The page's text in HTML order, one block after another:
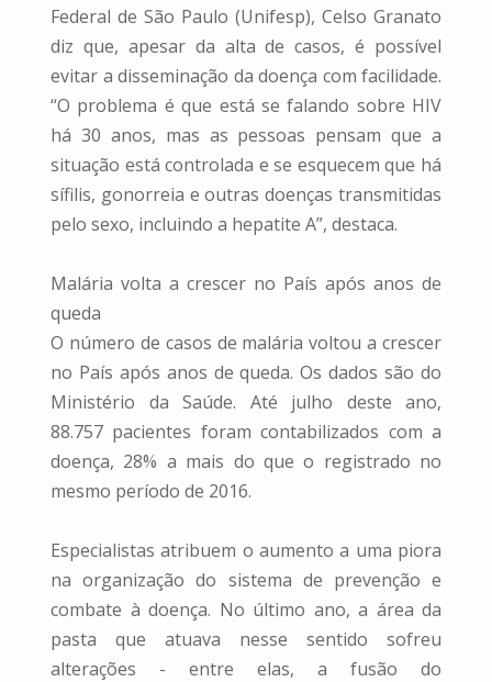
Federal de São Paulo (Unifesp), Celso Granato
diz que, apesar da alta de casos, é possível
evitar a disseminação da doença com facilidade.
“O problema é que está se falando sobre HIV
há 30 anos, mas as pessoas pensam que a
situação está controlada e se esquecem que há
sífilis, gonorreia e outras doenças transmitidas
pelo sexo, incluindo a hepatite A”, destaca.
Malária volta a crescer no País após anos de
queda
O número de casos de malária voltou a crescer
no País após anos de queda. Os dados são do
Ministério da Saúde. Até julho deste ano,
88.757 pacientes foram contabilizados com a
doença, 28% a mais do que o registrado no
mesmo período de 2016.
Especialistas atribuem o aumento a uma piora
na organização do sistema de prevenção e
combate à doença. No último ano, a área da
pasta que atuava nesse sentido sofreu
alterações - entre elas, a fusão do